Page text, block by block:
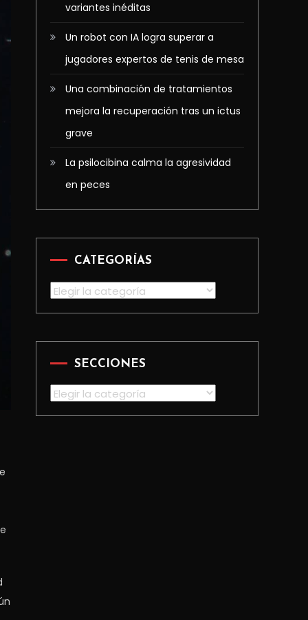
variantes inéditas
Un robot con IA logra superar a
jugadores expertos de tenis de mesa
Una combinación de tratamientos
mejora la recuperación tras un ictus
grave
La psilocibina calma la agresividad
en peces
CATEGORÍAS
Categorías
SECCIONES
Secciones